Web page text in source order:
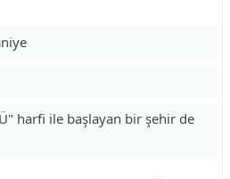
harfi ile başlayan bir şehir de